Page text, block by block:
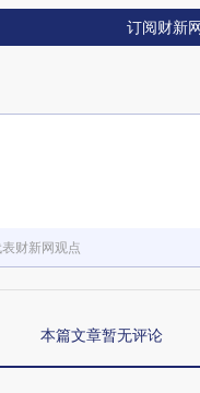
订阅财新
财新网观点
本篇文章暂无评论